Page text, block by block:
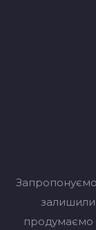
продумаємо